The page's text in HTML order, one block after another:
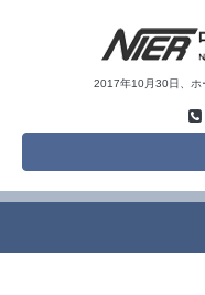
2017年10月30日、ホ